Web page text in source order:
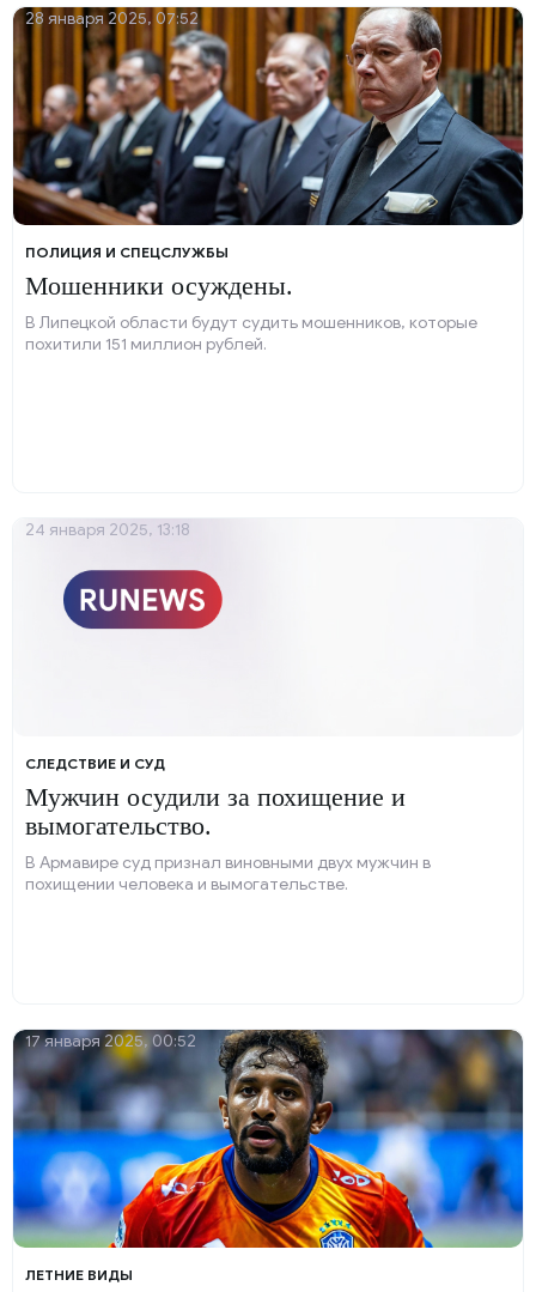
ПОЛИЦИЯ И СПЕЦСЛУЖБЫ
Мошенники осуждены.
В Липецкой области будут судить мошенников, которые
похитили 151 миллион рублей.
28 января 2025, 07:52
СЛЕДСТВИЕ И СУД
Мужчин осудили за похищение и
вымогательство.
В Армавире суд признал виновными двух мужчин в
похищении человека и вымогательстве.
24 января 2025, 13:18
ЛЕТНИЕ ВИДЫ
17 января 2025, 00:52